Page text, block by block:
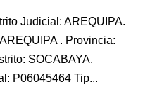
Judicial: AREQUIPA.
. Provincia:
SOCABAYA.
P06045464 Tip...